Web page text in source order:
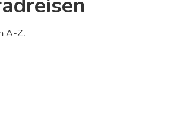
A-Z.